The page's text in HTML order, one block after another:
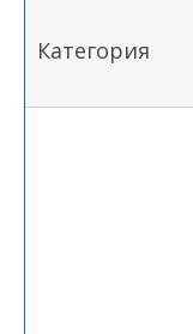
Категория